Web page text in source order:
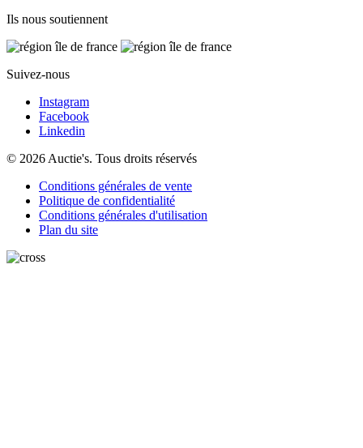
Ils nous soutiennent
Suivez-nous
Instagram
Facebook
Linkedin
© 2026 Auctie's. Tous droits réservés
Conditions générales de vente
Politique de confidentialité
Conditions générales d'utilisation
Plan du site